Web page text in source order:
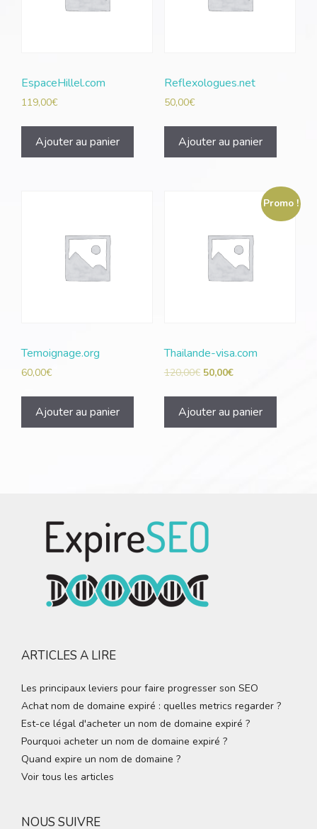
EspaceHillel.com
119,00€
Ajouter au panier
Reflexologues.net
50,00€
Ajouter au panier
Temoignage.org
60,00€
Ajouter au panier
Promo !
Thailande-visa.com
120,00€ 50,00€
Ajouter au panier
ARTICLES A LIRE
Les principaux leviers pour faire progresser son SEO
Achat nom de domaine expiré : quelles metrics regarder ?
Est-ce légal d'acheter un nom de domaine expiré ?
Pourquoi acheter un nom de domaine expiré ?
Quand expire un nom de domaine ?
Voir tous les articles
NOUS SUIVRE